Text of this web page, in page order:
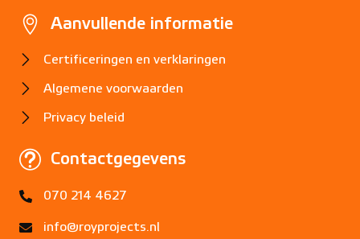
Aanvullende informatie
Certificeringen en verklaringen
Algemene voorwaarden
Privacy beleid
Contactgegevens
070 214 4627
info@royprojects.nl